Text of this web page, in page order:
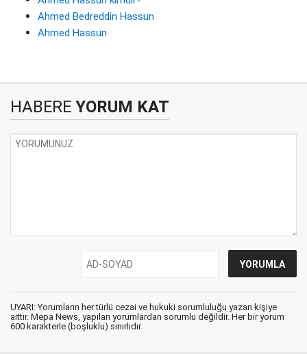
Ahmed Bedreddin Hassun
Ahmed Hassun
HABERE YORUM KAT
UYARI: Yorumların her türlü cezai ve hukuki sorumluluğu yazan kişiye
aittir. Mepa News, yapılan yorumlardan sorumlu değildir. Her bir yorum
600 karakterle (boşluklu) sınırlıdır.